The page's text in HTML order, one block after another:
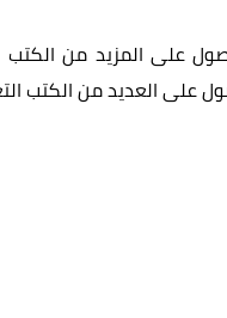
على المزيد من الكتب
على العديد من الكتب